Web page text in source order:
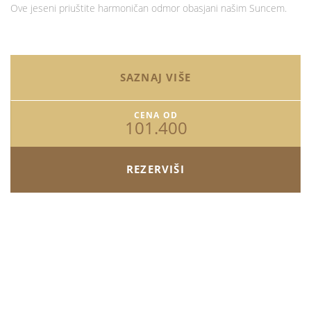
Ove jeseni priuštite harmoničan odmor obasjani našim Suncem.
SAZNAJ VIŠE
CENA OD
101.400
REZERVIŠI